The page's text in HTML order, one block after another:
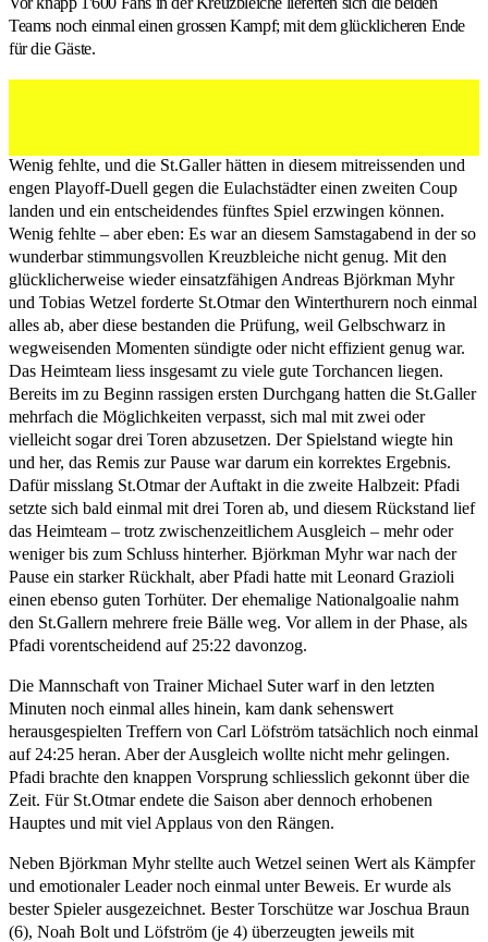
Teams noch einmal einen grossen Kampf; mit dem glücklicheren Ende
für die Gäste.
Wenig fehlte, und die St.Galler hätten in diesem mitreissenden und
engen Playoff-Duell gegen die Eulachstädter einen zweiten Coup
landen und ein entscheidendes fünftes Spiel erzwingen können.
Wenig fehlte – aber eben: Es war an diesem Samstagabend in der so
wunderbar stimmungsvollen Kreuzbleiche nicht genug. Mit den
glücklicherweise wieder einsatzfähigen Andreas Björkman Myhr
und Tobias Wetzel forderte St.Otmar den Winterthurern noch einmal
alles ab, aber diese bestanden die Prüfung, weil Gelbschwarz in
wegweisenden Momenten sündigte oder nicht effizient genug war.
Das Heimteam liess insgesamt zu viele gute Torchancen liegen.
Bereits im zu Beginn rassigen ersten Durchgang hatten die St.Galler
mehrfach die Möglichkeiten verpasst, sich mal mit zwei oder
vielleicht sogar drei Toren abzusetzen. Der Spielstand wiegte hin
und her, das Remis zur Pause war darum ein korrektes Ergebnis.
Dafür misslang St.Otmar der Auftakt in die zweite Halbzeit: Pfadi
setzte sich bald einmal mit drei Toren ab, und diesem Rückstand lief
das Heimteam – trotz zwischenzeitlichem Ausgleich – mehr oder
weniger bis zum Schluss hinterher. Björkman Myhr war nach der
Pause ein starker Rückhalt, aber Pfadi hatte mit Leonard Grazioli
einen ebenso guten Torhüter. Der ehemalige Nationalgoalie nahm
den St.Gallern mehrere freie Bälle weg. Vor allem in der Phase, als
Pfadi vorentscheidend auf 25:22 davonzog.
Die Mannschaft von Trainer Michael Suter warf in den letzten
Minuten noch einmal alles hinein, kam dank sehenswert
herausgespielten Treffern von Carl Löfström tatsächlich noch einmal
auf 24:25 heran. Aber der Ausgleich wollte nicht mehr gelingen.
Pfadi brachte den knappen Vorsprung schliesslich gekonnt über die
Zeit. Für St.Otmar endete die Saison aber dennoch erhobenen
Hauptes und mit viel Applaus von den Rängen.
Neben Björkman Myhr stellte auch Wetzel seinen Wert als Kämpfer
und emotionaler Leader noch einmal unter Beweis. Er wurde als
bester Spieler ausgezeichnet. Bester Torschütze war Joschua Braun
(6), Noah Bolt und Löfström (je 4) überzeugten jeweils mit